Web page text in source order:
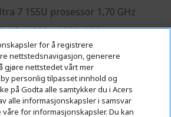
7 155U prosessor 1,70 GHz
HD (1920 x 1080) 16:9
minne
for å registrere
nettstedsnavigasjon, generere
gjøre nettstedet vårt mer
personlig tilpasset innhold og
på Godta alle samtykker du i Acers
alle informasjonskapsler i samsvar
for informasjonskapsler. Du kan